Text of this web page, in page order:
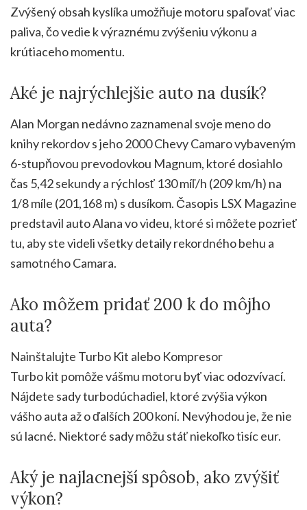
Zvýšený obsah kyslíka umožňuje motoru spaľovať viac
paliva, čo vedie k výraznému zvýšeniu výkonu a
krútiaceho momentu.
Aké je najrýchlejšie auto na dusík?
Alan Morgan nedávno zaznamenal svoje meno do
knihy rekordov s jeho 2000 Chevy Camaro vybaveným
6-stupňovou prevodovkou Magnum, ktoré dosiahlo
čas 5,42 sekundy a rýchlosť 130 míľ/h (209 km/h) na
1/8 míle (201,168 m) s dusíkom. Časopis LSX Magazine
predstavil auto Alana vo videu, ktoré si môžete pozrieť
tu, aby ste videli všetky detaily rekordného behu a
samotného Camara.
Ako môžem pridať 200 k do môjho
auta?
Nainštalujte Turbo Kit alebo Kompresor
Turbo kit pomôže vášmu motoru byť viac odozvívací.
Nájdete sady turbodúchadiel, ktoré zvýšia výkon
vášho auta až o ďalších 200 koní. Nevýhodou je, že nie
sú lacné. Niektoré sady môžu stáť niekoľko tisíc eur.
Aký je najlacnejší spôsob, ako zvýšiť
výkon?